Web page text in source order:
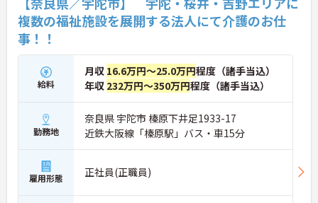
複数の福祉施設を展開する法人にて介護のお仕
事！！
給料
月収 16.6万円～25.0万円程度（諸手当込）
年収 232万円～350万円程度（諸手当込）
勤務地
奈良県 宇陀市 榛原下井足1933-17
近鉄大阪線「榛原駅」バス・車15分
雇用形態 正社員(正職員)